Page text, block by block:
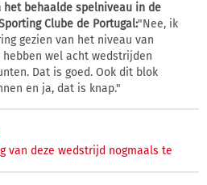
het behaalde spelniveau in de
Clube de Portugal:"Nee, ik
gezien van het niveau van
hebben wel acht wedstrijden
Dat is goed. Ook dit blok
en ja, dat is knap."
van deze wedstrijd nogmaals te